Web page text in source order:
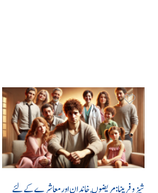
شیزوفرینیا: مریضوں, خاندان اور معاشرے کے لئے